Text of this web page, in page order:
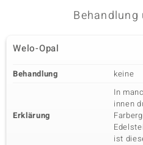
Behandlung
Welo-Opal
Behandlung keine
Erklärung
In
innen
ist